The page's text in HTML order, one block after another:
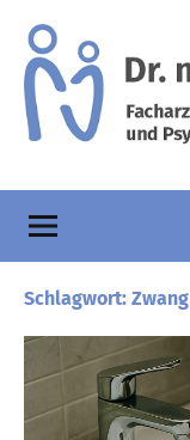
Inhalt
springen
Dr.
Nedoschill
für
Kinder-
und
Psychotherapie
Schlagwort: Zwang